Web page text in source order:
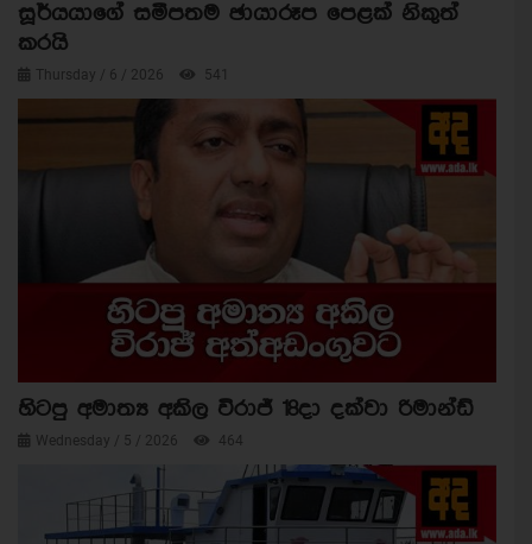
සූර්යයාගේ සමීපතම ඡායාරූප පෙළක් නිකුත්
කරයි
Thursday / 6 / 2026 541
හිටපු අමාත්‍ය අකිල විරාජ් 18දා දක්වා රිමාන්ඩ්
Wednesday / 5 / 2026 464